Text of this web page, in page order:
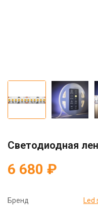
Светодиодная
6 680 ₽
Бренд
Led